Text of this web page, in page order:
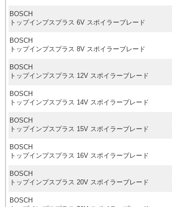
BOSCH
トップインプスプラス 6V スポイラーブレード
BOSCH
トップインプスプラス 8V スポイラーブレード
BOSCH
トップインプスプラス 12V スポイラーブレード
BOSCH
トップインプスプラス 14V スポイラーブレード
BOSCH
トップインプスプラス 15V スポイラーブレード
BOSCH
トップインプスプラス 16V スポイラーブレード
BOSCH
トップインプスプラス 20V スポイラーブレード
BOSCH